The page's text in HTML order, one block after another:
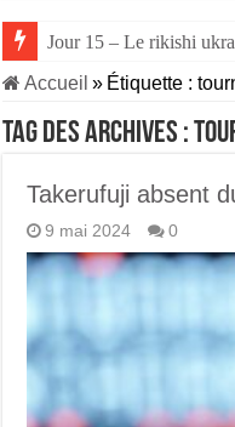
Jour 15 – Le rikishi
Accueil » Étiquette :
Tag des archives :
Takerufuji absent
9 mai 2024 0